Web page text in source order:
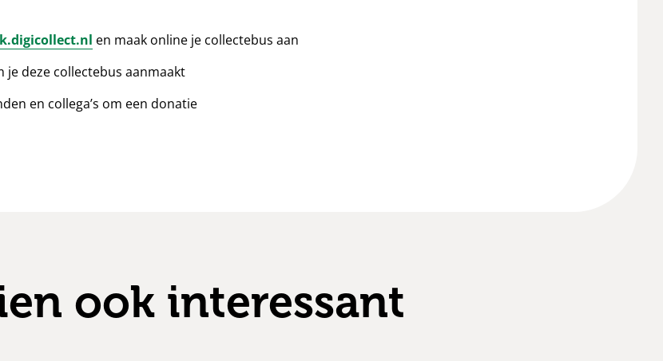
en maak online je collectebus aan
je deze collectebus aanmaakt
en collega’s om een donatie
ook interessant